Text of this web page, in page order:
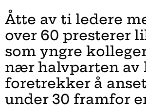
Åtte av ti ledere
over 60 presterer
som yngre
nær halvparten av
foretrekker å
under 30 framfor